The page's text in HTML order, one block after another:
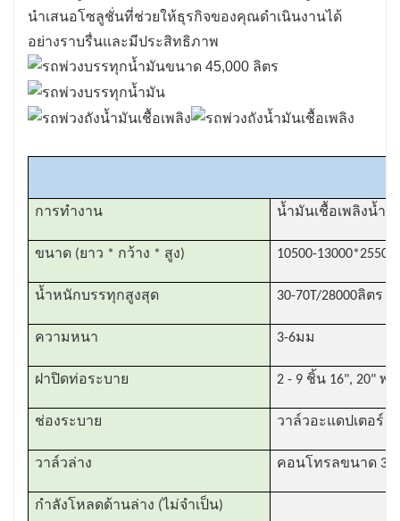
นำเสนอโซลูชั่นที่ช่วยให้ธุรกิจของคุณดำเนินงานได้
อย่างราบรื่นและมีประสิทธิภาพ
การทำงาน น้ำมันเชื้อเพลิงน้ำ
ขนาด (ยาว * กว้าง * สูง) 10500-
น้ำหนักบรรทุกสูงสุด 30-70T/28000ลิตร -
ความหนา 3-6มม
ฝาปิดท่อระบาย 2 - 9 ชิ้น 16", 20" พ
ช่องระบาย วาล์วอะแดปเตอร์
วาล์วล่าง คอนโทรลขนาด 3",
กำลังโหลดด้านล่าง (ไม่จำเป็น)